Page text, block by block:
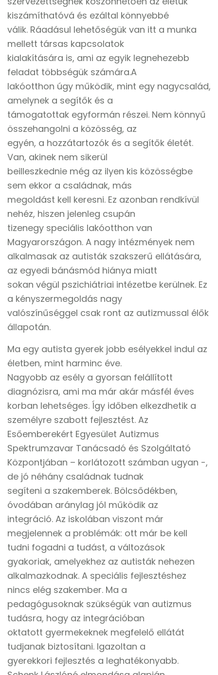
kiszámíthatóvá és ezáltal könnyebbé
válik. Ráadásul lehetőségük van itt a munka
mellett társas kapcsolatok
kialakítására is, ami az egyik legnehezebb
feladat többségük számára.A
lakóotthon úgy működik, mint egy nagycsalád,
amelynek a segítők és a
támogatottak egyformán részei. Nem könnyű
összehangolni a közösség, az
egyén, a hozzátartozók és a segítők életét.
Van, akinek nem sikerül
beilleszkednie még az ilyen kis közösségbe
sem ekkor a családnak, más
megoldást kell keresni. Ez azonban rendkívül
nehéz, hiszen jelenleg csupán
tizenegy speciális lakóotthon van
Magyarországon. A nagy intézmények nem
alkalmasak az autisták szakszerű ellátására,
az egyedi bánásmód hiánya miatt
sokan végül pszichiátriai intézetbe kerülnek. Ez
a kényszermegoldás nagy
valószínűséggel csak ront az autizmussal élők
állapotán.
Ma egy autista gyerek jobb esélyekkel indul az
életben, mint harminc éve.
Nagyobb az esély a gyorsan felállított
diagnózisra, ami ma már akár másfél éves
korban lehetséges. Így időben elkezdhetik a
személyre szabott fejlesztést. Az
Esőemberekért Egyesület Autizmus
Spektrumzavar Tanácsadó és Szolgáltató
Központjában – korlátozott számban ugyan -,
de jó néhány családnak tudnak
segíteni a szakemberek. Bölcsődékben,
óvodában aránylag jól működik az
integráció. Az iskolában viszont már
megjelennek a problémák: ott már be kell
tudni fogadni a tudást, a változások
gyakoriak, amelyekhez az autisták nehezen
alkalmazkodnak. A speciális fejlesztéshez
nincs elég szakember. Ma a
pedagógusoknak szükségük van autizmus
tudásra, hogy az integrációban
oktatott gyermekeknek megfelelő ellátát
tudjanak biztosítani. Igazoltan a
gyerekkori fejlesztés a leghatékonyabb.